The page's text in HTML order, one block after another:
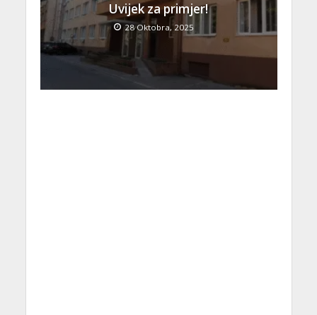
Uvijek za primjer!
28 Oktobra, 2025